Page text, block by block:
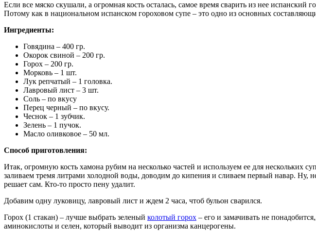
Если все мяско скушали, а огромная кость осталась, самое время сварить из нее
Потому как в национальном испанском гороховом супе – это одно из основных
Ингредиенты:
Говядина – 400 гр.
Окорок свиной – 200 гр.
Горох – 200 гр.
Морковь – 1 шт.
Лук репчатый – 1 головка.
Лавровый лист – 3 шт.
Соль – по вкусу
Перец черный – по вкусу.
Чеснок – 1 зубчик.
Зелень – 1 пучок.
Масло оливковое – 50 мл.
Способ приготовления:
Итак, огромную кость хамона рубим на несколько частей и используем ее для нескольких
заливаем тремя литрами холодной воды, доводим до кипения и сливаем первый навар. Ну,
решает сам. Кто-то просто пену удалит.
Добавим одну луковицу, лавровый лист и ждем 2 часа, чтоб бульон сварился.
Горох (1 стакан) – лучше выбрать зеленый колотый горох – его и замачивать не
аминокислоты и селен, который выводит из организма канцерогены.